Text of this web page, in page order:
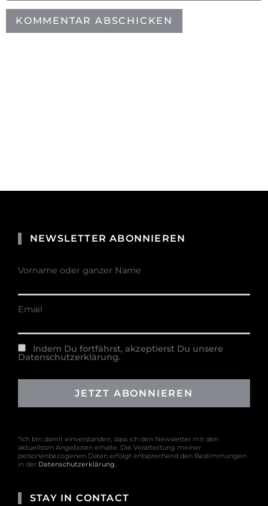
STAY IN CONTACT
NEWSLETTER ABONNIEREN
Vorname oder ganzer Name
Email
Indem Du fortfährst, akzeptierst Du unsere
Datenschutzerklärung.
*Ich bin damit einverstanden, dass ich den Newsletter mit den
aktuellsten Angeboten erhalte. Die Verarbeitung meiner
personenbezogenen Daten erfolgt entsprechend den Bestimmungen
in der Datenschutzerklärung.